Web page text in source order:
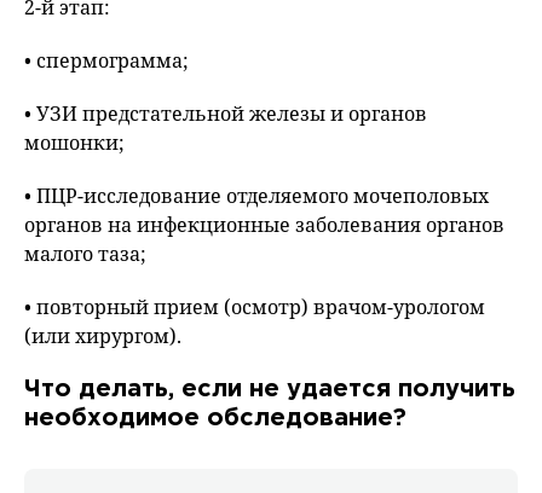
2-й этап:
• спермограмма;
• УЗИ предстательной железы и органов
мошонки;
• ПЦР-исследование отделяемого мочеполовых
органов на инфекционные заболевания органов
малого таза;
• повторный прием (осмотр) врачом-урологом
(или хирургом).
Что делать, если не удается получить
необходимое обследование?